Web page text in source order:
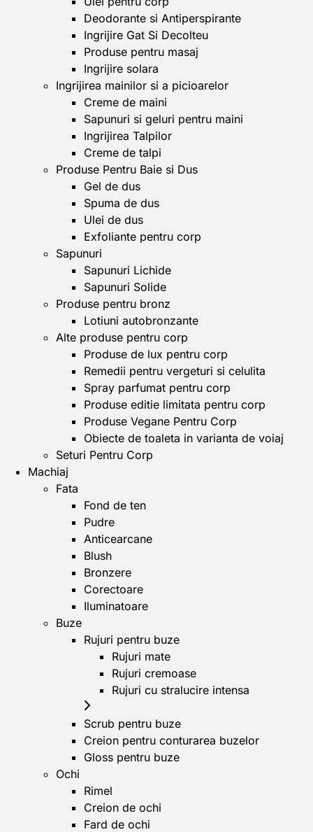
Deodorante si Antiperspirante
Ingrijire Gat Si Decolteu
Produse pentru masaj
Ingrijire solara
Ingrijirea mainilor si a picioarelor
Creme de maini
Sapunuri si geluri pentru maini
Ingrijirea Talpilor
Creme de talpi
Produse Pentru Baie si Dus
Gel de dus
Spuma de dus
Ulei de dus
Exfoliante pentru corp
Sapunuri
Sapunuri Lichide
Sapunuri Solide
Produse pentru bronz
Lotiuni autobronzante
Alte produse pentru corp
Produse de lux pentru corp
Remedii pentru vergeturi si celulita
Spray parfumat pentru corp
Produse editie limitata pentru corp
Produse Vegane Pentru Corp
Obiecte de toaleta in varianta de voiaj
Seturi Pentru Corp
Machiaj
Fata
Fond de ten
Pudre
Anticearcane
Blush
Bronzere
Corectoare
Iluminatoare
Buze
Rujuri pentru buze
Rujuri mate
Rujuri cremoase
Rujuri cu stralucire intensa
Scrub pentru buze
Creion pentru conturarea buzelor
Gloss pentru buze
Ochi
Rimel
Creion de ochi
Fard de ochi